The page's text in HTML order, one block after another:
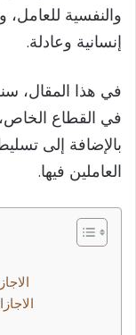
والنفسية للعامل،
إنسانية وعادلة.
في هذا المقال،
في القطاع
بالإضافة إلى
العاملين فيها.
1.
2.